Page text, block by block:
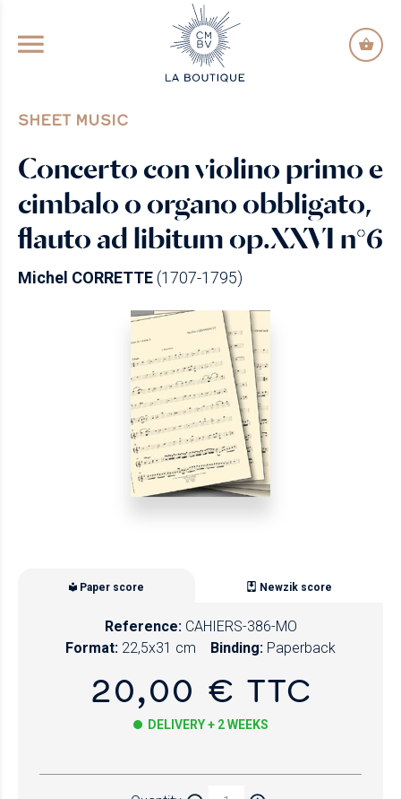
GO TO PRINCIPAL CONTENT
SHEET MUSIC
Concerto con violino primo e
cimbalo o organo obbligato,
flauto ad libitum op.XXVI n°6
Michel CORRETTE(1707-1795)
Paper score Newzik score
Reference: CAHIERS-386-MO
Format: 22,5x31 cm Binding: Paperback
20,00 € TTC
DELIVERY + 2 WEEKS